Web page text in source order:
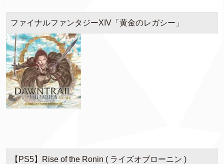
ファイナルファンタジーXIV「黄金のレガシー」
【PS5】Rise of the Ronin ( ライズオブローニン )